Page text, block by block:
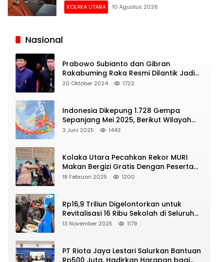
KOLAKA UTARA 10 Agustus 2026
Siaran
Nasional
Prabowo Subianto dan Gibran
Rakabuming Raka Resmi Dilantik Jadi
Presiden dan Wapres RI
20 Oktober 2024 1722
Indonesia Dikepung 1.728 Gempa
Sepanjang Mei 2025, Berikut Wilayah
Yang Intens Diguncang!
3 Juni 2025 1443
Kolaka Utara Pecahkan Rekor MURI
Makan Bergizi Gratis Dengan Peserta
Terbanyak
18 Februari 2025 1200
Rp16,9 Triliun Digelontorkan untuk
Revitalisasi 16 Ribu Sekolah di Seluruh
Indonesia
13 November 2025 1179
PT Riota Jaya Lestari Salurkan Bantuan